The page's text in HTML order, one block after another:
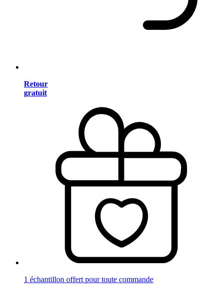
Retour
gratuit
1 échantillon offert pour toute commande